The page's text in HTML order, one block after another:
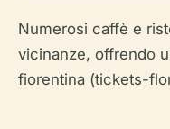
Numerosi caffè e
vicinanze, offrendo
fiorentina (tickets-